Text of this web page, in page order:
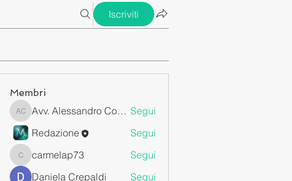
Iscriviti
Membri
Avv. Alessandro Cossa Avv. Alessandro Cossa Segui
Redazione
Segui
carmelap73
carmelap73
Segui
Daniela Crepaldi
Segui